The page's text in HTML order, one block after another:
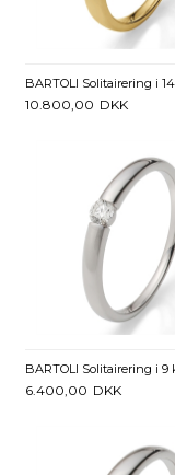
10.800,00 DKK
6.400,00 DKK